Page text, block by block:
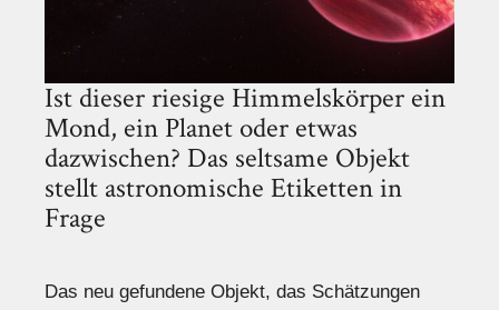
Ist dieser riesige Himmelskörper ein
Mond, ein Planet oder etwas
dazwischen? Das seltsame Objekt
stellt astronomische Etiketten in
Frage
Das neu gefundene Objekt, das Schätzungen